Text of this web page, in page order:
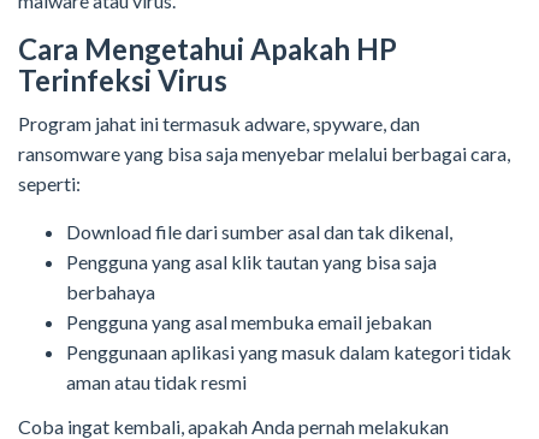
Cara Mengetahui Apakah HP
Terinfeksi Virus
Program jahat ini termasuk adware, spyware, dan
ransomware yang bisa saja menyebar melalui berbagai cara,
seperti:
Download file dari sumber asal dan tak dikenal,
Pengguna yang asal klik tautan yang bisa saja
berbahaya
Pengguna yang asal membuka email jebakan
Penggunaan aplikasi yang masuk dalam kategori tidak
aman atau tidak resmi
Coba ingat kembali, apakah Anda pernah melakukan